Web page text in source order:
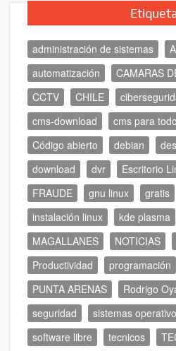
administración de sistemas
automatización
CAMARAS
CCTV
CHILE
cms-download
cms para
Código abierto
debian
download
dvr Escritorio
FRAUDE
gnu linux gratis
instalación linux
kde plasma
MAGALLANES
NOTICIAS
Productividad
programación
PUNTA ARENAS
Rodrigo
seguridad
sistemas
software libre
tecnicos